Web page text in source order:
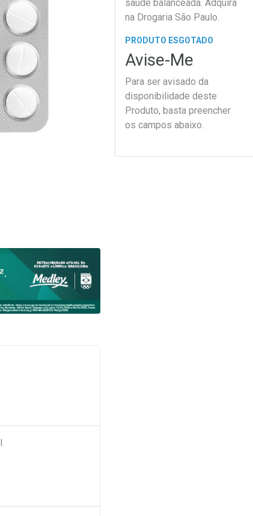
saúde balanceada. Adquira
na Drogaria São Paulo.
PRODUTO ESGOTADO
Avise-Me
Para ser avisado da
disponibilidade deste
Produto, basta preencher
os campos abaixo.